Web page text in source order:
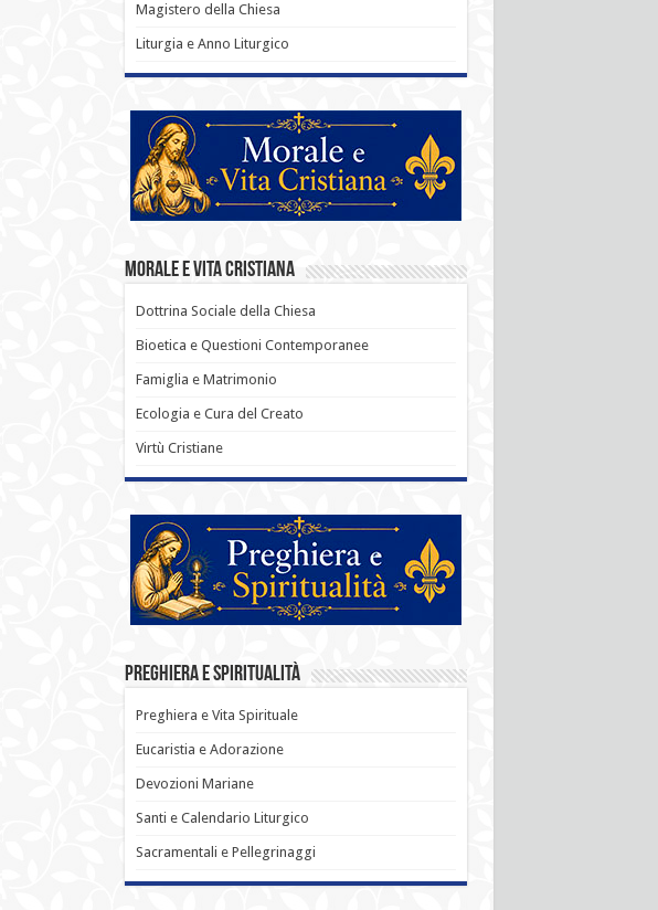
Magistero della Chiesa
Liturgia e Anno Liturgico
Morale e Vita Cristiana
Dottrina Sociale della Chiesa
Bioetica e Questioni Contemporanee
Famiglia e Matrimonio
Ecologia e Cura del Creato
Virtù Cristiane
Preghiera e Spiritualità
Preghiera e Vita Spirituale
Eucaristia e Adorazione
Devozioni Mariane
Santi e Calendario Liturgico
Sacramentali e Pellegrinaggi